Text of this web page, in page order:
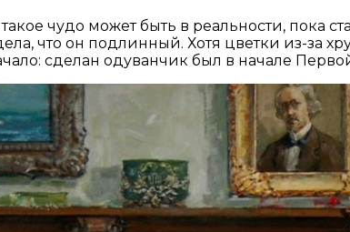
чудо может быть в реальности, пока
что он подлинный. Хотя цветки из-за
сделан одуванчик был в начале